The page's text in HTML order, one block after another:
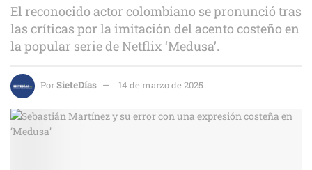
El reconocido actor colombiano se pronunció tras
las críticas por la imitación del acento costeño en
la popular serie de Netflix ‘Medusa’.
PorSieteDías 14 de marzo de 2025